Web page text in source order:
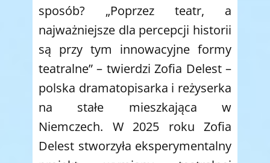
sposób? „Poprzez teatr, a
najważniejsze dla percepcji historii
są przy tym innowacyjne formy
teatralne” – twierdzi Zofia Delest –
polska dramatopisarka i reżyserka
na stałe mieszkająca w
Niemczech. W 2025 roku Zofia
Delest stworzyła eksperymentalny